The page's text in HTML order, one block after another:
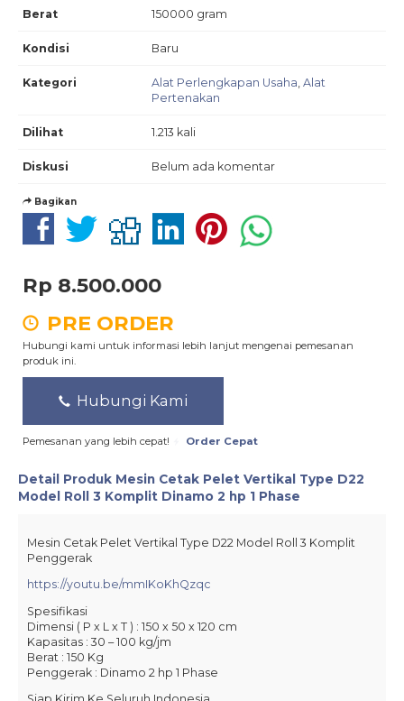
Berat 150000 gram
Kondisi Baru
Kategori Alat Perlengkapan Usaha, Alat
Pertenakan
Dilihat 1.213 kali
Diskusi Belum ada komentar
Bagikan
Rp 8.500.000
PRE ORDER
Hubungi kami untuk informasi lebih lanjut mengenai pemesanan
produk ini.
Hubungi Kami
Pemesanan yang lebih cepat! Order Cepat
Detail Produk Mesin Cetak Pelet Vertikal Type D22
Model Roll 3 Komplit Dinamo 2 hp 1 Phase
Mesin Cetak Pelet Vertikal Type D22 Model Roll 3 Komplit
Penggerak
https://youtu.be/mmIKoKhQzqc
Spesifikasi
Dimensi ( P x L x T ) : 150 x 50 x 120 cm
Kapasitas : 30 – 100 kg/jm
Berat : 150 Kg
Penggerak : Dinamo 2 hp 1 Phase